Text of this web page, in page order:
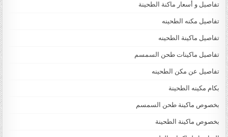
تفاصيل و أسعار ماكنة الطحينة
تفاصيل مكنه الطحينه
تفاصيل ماكينة الطحينه
تفاصيل ماكينات طحن السمسم
تفاصيل عن مكن الطحينه
بكام مكينه الطحينة
بخصوص ماكينة طحن السمسم
بخصوص ماكينة الطحينة